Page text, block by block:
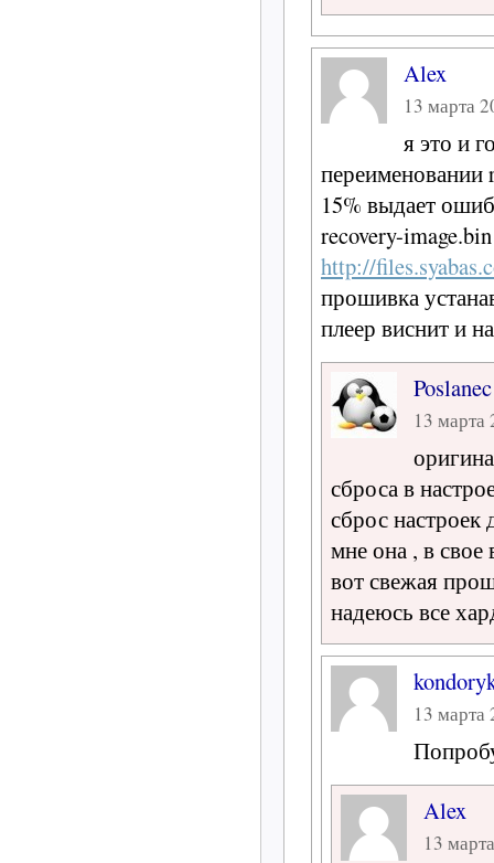
Alex
13 марта
я это и
переименовании
15% выдает
recovery-image.bin
http://
прошивка
плеер виснит и
Poslanec
13 марта
сброса в
сброс настроек
мне она , в свое
вот свежая
надеюсь все
13 марта
Alex
13